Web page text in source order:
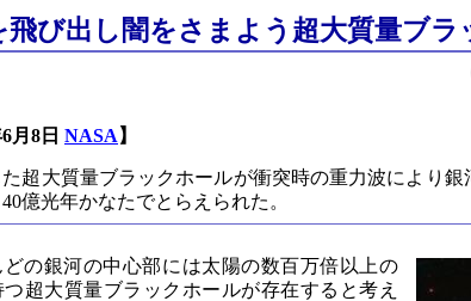
飛び出し闇をさまよう超大質量ブラ
6月8日 NASA 】
超大質量ブラックホールが衝突時の重力波により
億光年かなたでとらえられた。
どの銀河の中心部には太陽の数百万倍以上の
超大質量ブラックホールが存在すると考え